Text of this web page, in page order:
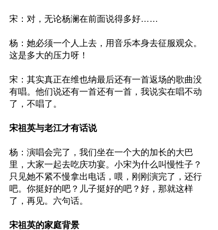
宋：对，无论杨澜在前面说得多好……
杨：她必须一个人上去，用音乐本身去征服观众。
这是多大的压力呀！
宋：其实真正在维也纳最后还有一首返场的歌曲没
有唱。他们说还有一首还有一首，我说实在唱不动
了，不唱了。
宋祖英与老江才有话说
杨：演唱会完了，我们坐在一个大的加长的大巴
里，大家一起去吃庆功宴。小宋为什么叫慢性子？
只见她不紧不慢拿出电话，喂，刚刚演完了，还行
吧。你挺好的吧？儿子挺好的吧？好，那就这样
宋祖英的家庭背景